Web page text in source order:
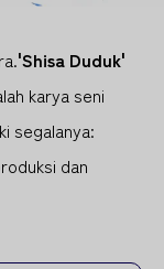
'Shisa Duduk'
karya seni
segalanya:
dan